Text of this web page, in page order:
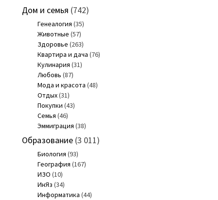
Дом и семья (742)
Генеалогия (35)
Животные (57)
Здоровье (263)
Квартира и дача (76)
Кулинария (31)
Любовь (87)
Мода и красота (48)
Отдых(31)
Покупки (43)
Семья (46)
Эммиграция (38)
Образование(3 011)
Биология (93)
География (167)
ИЗО (10)
ИнЯз (34)
Информатика (44)